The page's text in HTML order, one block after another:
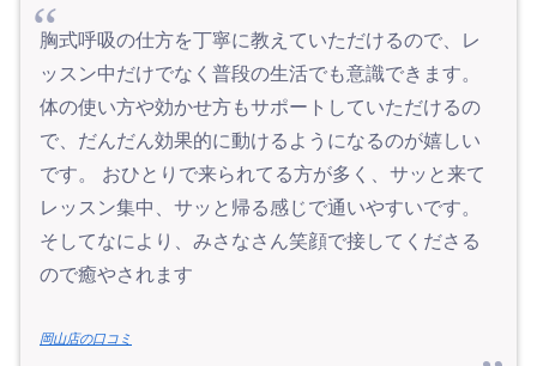
胸式呼吸の仕方を丁寧に教えていただけるので、レ
ッスン中だけでなく普段の生活でも意識できます。
体の使い方や効かせ方もサポートしていただけるの
で、だんだん効果的に動けるようになるのが嬉しい
です。 おひとりで来られてる方が多く、サッと来て
レッスン集中、サッと帰る感じで通いやすいです。
そしてなにより、みさなさん笑顔で接してくださる
ので癒やされます
岡山店の口コミ